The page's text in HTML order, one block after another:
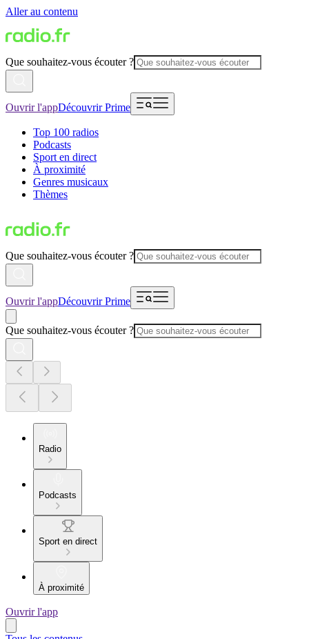
Aller au contenu
Que souhaitez-vous écouter ?
Ouvrir l'appDécouvrir Prime
Top 100 radios
Podcasts
Sport en direct
À proximité
Genres musicaux
Thèmes
Que souhaitez-vous écouter ?
Ouvrir l'appDécouvrir Prime
Que souhaitez-vous écouter ?
Radio
Podcasts
Sport en direct
À proximité
Ouvrir l'app